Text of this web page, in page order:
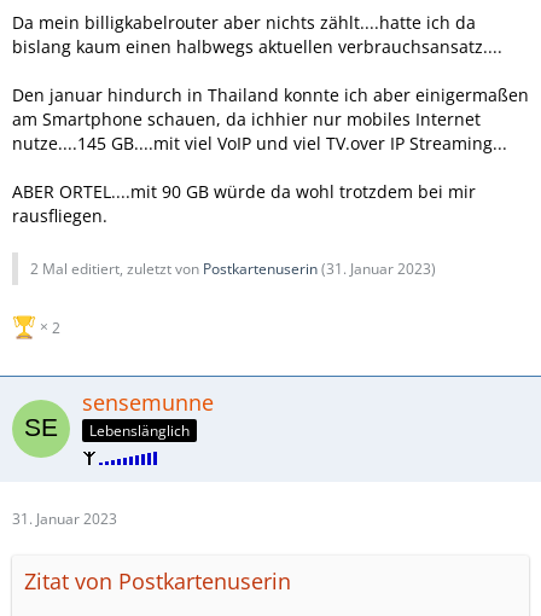
Da mein billigkabelrouter aber nichts zählt....hatte ich da
bislang kaum einen halbwegs aktuellen verbrauchsansatz....
Den januar hindurch in Thailand konnte ich aber einigermaßen
am Smartphone schauen, da ichhier nur mobiles Internet
nutze....145 GB....mit viel VoIP und viel TV.over IP Streaming...
ABER ORTEL....mit 90 GB würde da wohl trotzdem bei mir
rausfliegen.
2 Mal editiert, zuletzt von Postkartenuserin(31. Januar 2023)
2
sensemunne
Lebenslänglich
31. Januar 2023
Zitat von Postkartenuserin